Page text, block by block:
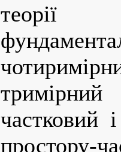
теорії
частковий
простору-